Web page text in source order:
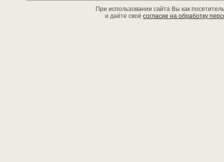
При использовании сайта Вы как
и даёте своё согласие на обработку